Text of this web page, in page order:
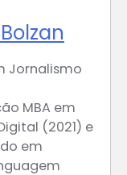
Jornalismo
MBA em
(2021) e
em